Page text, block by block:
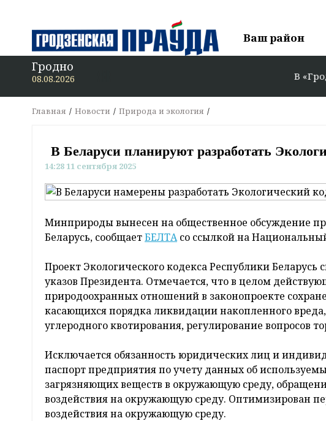
Ваш район
Гродно
08.08.2026 В
Главная Новости Природа и экология
В Беларуси планируют разработать
14:28 11 сентября 2025
Минприроды вынесен на общественное обсуждение
Беларусь, сообщаетБЕЛТАсо ссылкой на
Проект Экологического кодекса Республики
указов Президента. Отмечается, что в целом
природоохранных отношений в законопроекте
касающихся порядка ликвидации накопленного
углеродного квотирования, регулирование вопросов
Исключается обязанность юридических лиц и
паспорт предприятия по учету данных об
загрязняющих веществ в окружающую среду,
воздействия на окружающую среду. Оптимизирован
воздействия на окружающую среду.